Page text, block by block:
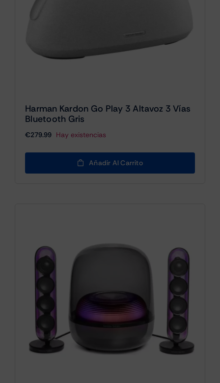
Harman Kardon Go Play 3 Altavoz 3 Vías
Bluetooth Gris
€279.99 Hay existencias
Añadir Al Carrito